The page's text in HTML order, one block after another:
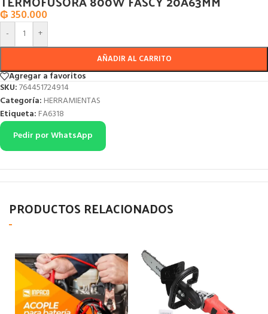
₲350.000
- +
AÑADIR AL CARRITO
Agregar a favoritos
SKU:764451724914
Categoría: HERRAMIENTAS
Etiqueta: FA6318
Pedir por WhatsApp
PRODUCTOS RELACIONADOS